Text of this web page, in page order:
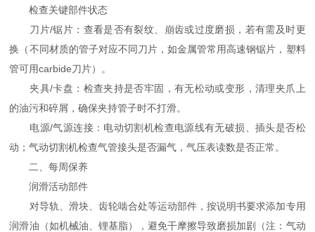
检查关键部件状态
刀片/锯片：查看是否有裂纹、崩齿或过度磨损，若有需及时更
换（不同材质的管子对应不同刀片，如金属管常用高速钢锯片，塑料
管可用carbide刀片）。
夹具/卡盘：检查夹持是否牢固，有无松动或变形，清理夹爪上
的油污和碎屑，确保夹持管子时不打滑。
电源/气源连接：电动切割机检查电源线有无破损、插头是否松
动；气动切割机检查气管接头是否漏气，气压表读数是否正常。
二、每周保养
润滑活动部件
对导轨、滑块、齿轮啮合处等运动部件，按说明书要求添加专用
润滑油（如机械油、锂基脂），避免干摩擦导致磨损加剧（注：气动